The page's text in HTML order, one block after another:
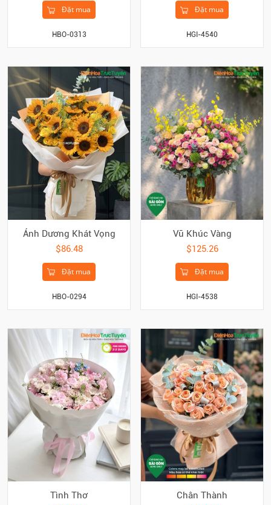
Đặt mua
HBO-0313
Đặt mua
HGI-4540
Ánh Dương Khát Vọng
$86.48
Đặt mua
HBO-0294
Vũ Khúc Vàng
$125.26
Đặt mua
HGI-4538
Tình Thơ
Chân Thành